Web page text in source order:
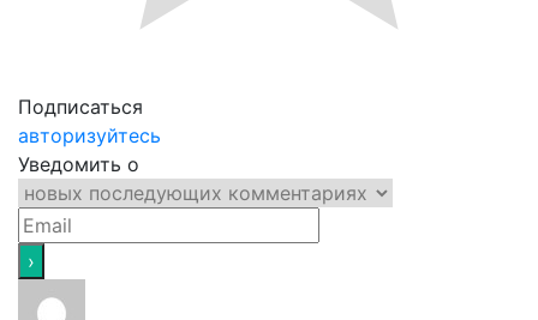
Подписаться
авторизуйтесь
Уведомить о